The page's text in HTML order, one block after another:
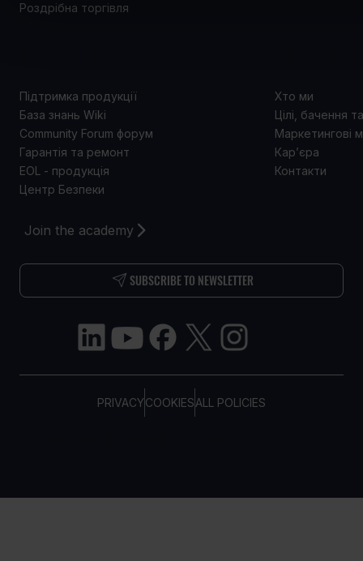
PRIVACYCOOKIESALL POLICIES
Join the academy
SUBSCRIBE TO NEWSLETTER
Роздрібна торгівля
Підтримка продукції
База знань Wiki
Community Forum форум
Гарантія та ремонт
EOL - продукція
Центр Безпеки
Хто ми
Цілі, бачення
Маркетингові
Кар’єра
Контакти